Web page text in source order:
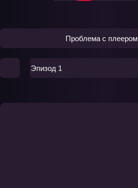
Проблема с плеером
Эпизод 1